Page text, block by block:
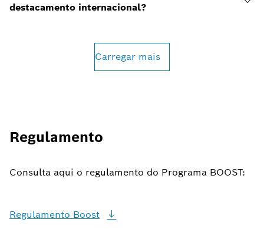
destacamento internacional?
Carregar mais
Regulamento
Consulta aqui o regulamento do Programa BOOST:
Regulamento Boost